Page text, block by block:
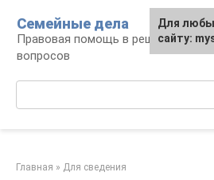
контенту
Семейные дела
Правовая помощь в решении
вопросов
Главная » Для сведения
Для
сайту: